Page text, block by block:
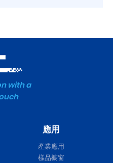
with a
應用
產業應用
樣品櫥窗